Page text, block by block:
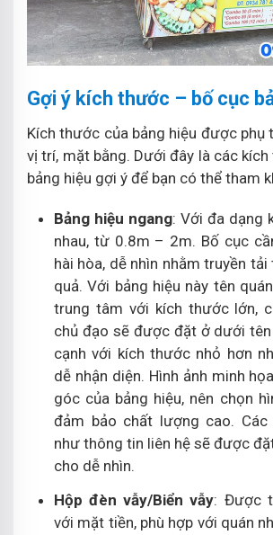
Gợi ý kích thước – bố cục
Kích thước của bảng hiệu được phụ
vị trí, mặt bằng. Dưới đây là các
bảng hiệu gợi ý để bạn có thể tham
Bảng hiệu ngang: Với đa dạng
nhau, từ 0.8m – 2m. Bố cục
hài hòa, dễ nhìn nhằm truyền
quả. Với bảng hiệu này tên
trung tâm với kích thước lớn,
chủ đạo sẽ được đặt ở dưới tên
cạnh với kích thước nhỏ hơn
dễ nhận diện. Hình ảnh minh
góc của bảng hiệu, nên chọn
đảm bảo chất lượng cao.
như thông tin liên hệ sẽ được
cho dễ nhìn.
Hộp đèn vẫy/Biển vẫy: Được
với mặt tiền, phù hợp với quán